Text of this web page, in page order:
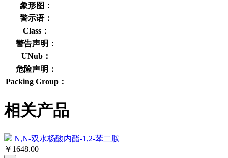
象形图：
警示语：
Class：
警告声明：
UNub：
危险声明：
Packing Group：
相关产品
N,N-双水杨酸内酯-1,2-苯二胺
￥1648.00